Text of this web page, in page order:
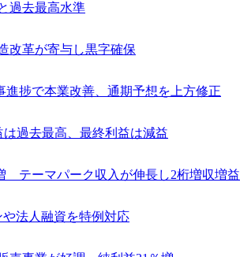
過去最高水準
改革が寄与し黒字確保
捗で本業改善、通期予想を上方修正
過去最高、最終利益は減益
テーマパーク収入が伸長し2桁増収増益
法人融資を特例対応